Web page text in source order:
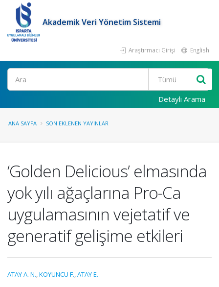
Akademik Veri Yönetim Sistemi
Araştırmacı Girişi English
Ara
Detaylı Arama
ANA SAYFA SON EKLENEN YAYINLAR
‘Golden Delicious’ elmasında
yok yılı ağaçlarına Pro-Ca
uygulamasının vejetatif ve
generatif gelişime etkileri
ATAY A. N.,KOYUNCU F.,ATAY E.